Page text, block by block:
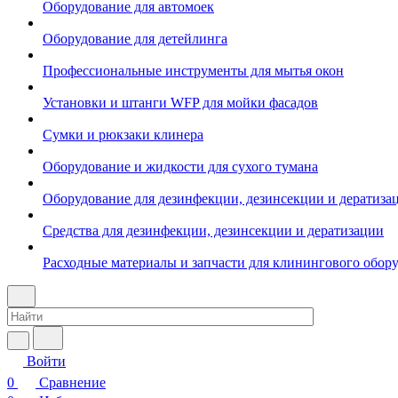
Оборудование для автомоек
Оборудование для детейлинга
Профессиональные инструменты для мытья окон
Установки и штанги WFP для мойки фасадов
Сумки и рюкзаки клинера
Оборудование и жидкости для сухого тумана
Оборудование для дезинфекции, дезинсекции и
Средства для дезинфекции, дезинсекции и дератизации
Расходные материалы и запчасти для клинингового
Войти
0
Сравнение